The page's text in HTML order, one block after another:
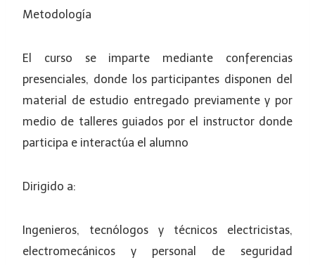
Metodología
El curso se imparte mediante conferencias
presenciales, donde los participantes disponen del
material de estudio entregado previamente y por
medio de talleres guiados por el instructor donde
participa e interactúa el alumno
Dirigido a:
Ingenieros, tecnólogos y técnicos electricistas,
electromecánicos y personal de seguridad